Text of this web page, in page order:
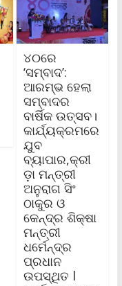
୪୦ରେ
‘ସମ୍ବାଦ’:
ଆରମ୍ଭ ହେଲା
ସମ୍ବାଦର
ବାର୍ଷିକ ଉତ୍ସବ।
କାର୍ଯ୍ୟକ୍ରମରେ
ଯୁବ
ବ୍ୟାପାର,କ୍ରୀ
ଡ଼ା ମନ୍ତ୍ରୀ
ଅନୁରାଗ ସିଂ
ଠାକୁର ଓ
କେନ୍ଦ୍ର ଶିକ୍ଷା
ମନ୍ତ୍ରୀ
ଧର୍ମେନ୍ଦ୍ର
ପ୍ରଧାନ
ଉପସ୍ଥିତ l